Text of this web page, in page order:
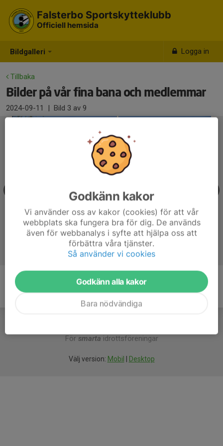
Bildgalleri Logga in
Falsterbo Sportskytteklubb
Officiell hemsida
Tillbaka
Bilder på vår fina bana och medlemmar
2024-09-11 | Bild 3 av 9
För smarta idrottsföreningar
Välj version: Mobil Desktop
Godkänn kakor
Vi använder oss av kakor (cookies) för att vår
webbplats ska fungera bra för dig. De används
även för webbanalys i syfte att hjälpa oss att
förbättra våra tjänster.
Så använder vi cookies
Godkänn alla kakor
Bara nödvändiga